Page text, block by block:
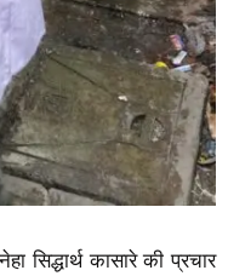
सिद्धार्थ कासारे की प्रचार